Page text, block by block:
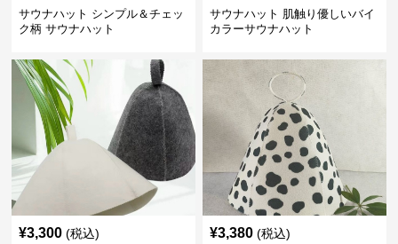
サウナハット シンプル＆チェッ
ク柄 サウナハット
サウナハット 肌触り優しいバイ
カラーサウナハット
¥3,300 (税込) ¥3,380 (税込)